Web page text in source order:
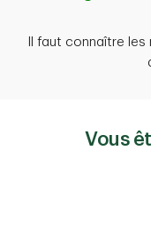
Il faut connaître
Vous